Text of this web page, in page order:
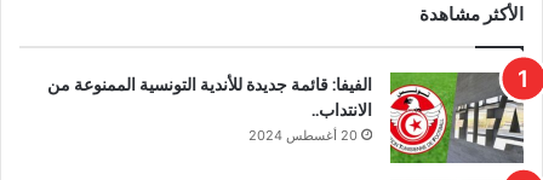
الأكثر مشاهدة
الفيفا: قائمة جديدة للأندية التونسية الممنوعة من
الانتداب..
20 أغسطس 2024